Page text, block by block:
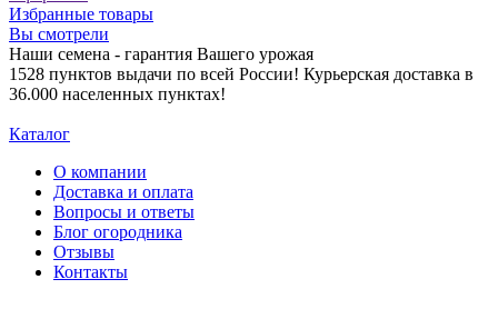
Избранные товары
Вы смотрели
Наши семена - гарантия Вашего урожая
1528 пунктов выдачи по всей России! Курьерская доставка в
36.000 населенных пунктах!
Каталог
О компании
Доставка и оплата
Вопросы и ответы
Блог огородника
Отзывы
Контакты